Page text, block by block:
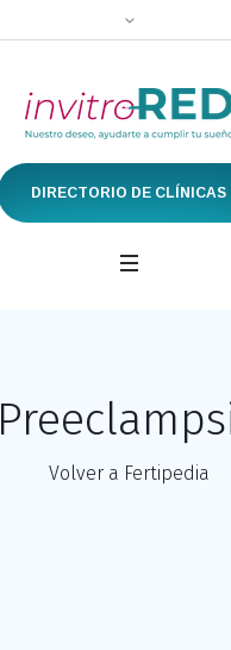
DIRECTORIO DE CLÍNICAS
Volver a Fertipedia